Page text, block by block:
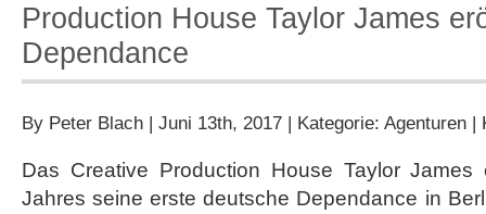
Production House Taylor James
Dependance
By Peter Blach | Juni 13th, 2017 | Kategorie: Agenturen |
Das Creative Production House Taylor
Jahres seine erste deutsche Dependance in